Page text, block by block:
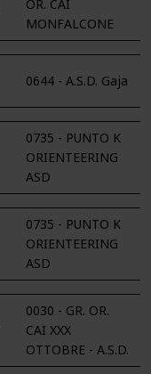
OR. CAI
MONFALCONE
0644 - A.S.D. Gaja
0735 - PUNTO K
ORIENTEERING
ASD
0735 - PUNTO K
ORIENTEERING
ASD
0030 - GR. OR.
CAI XXX
OTTOBRE - A.S.D.